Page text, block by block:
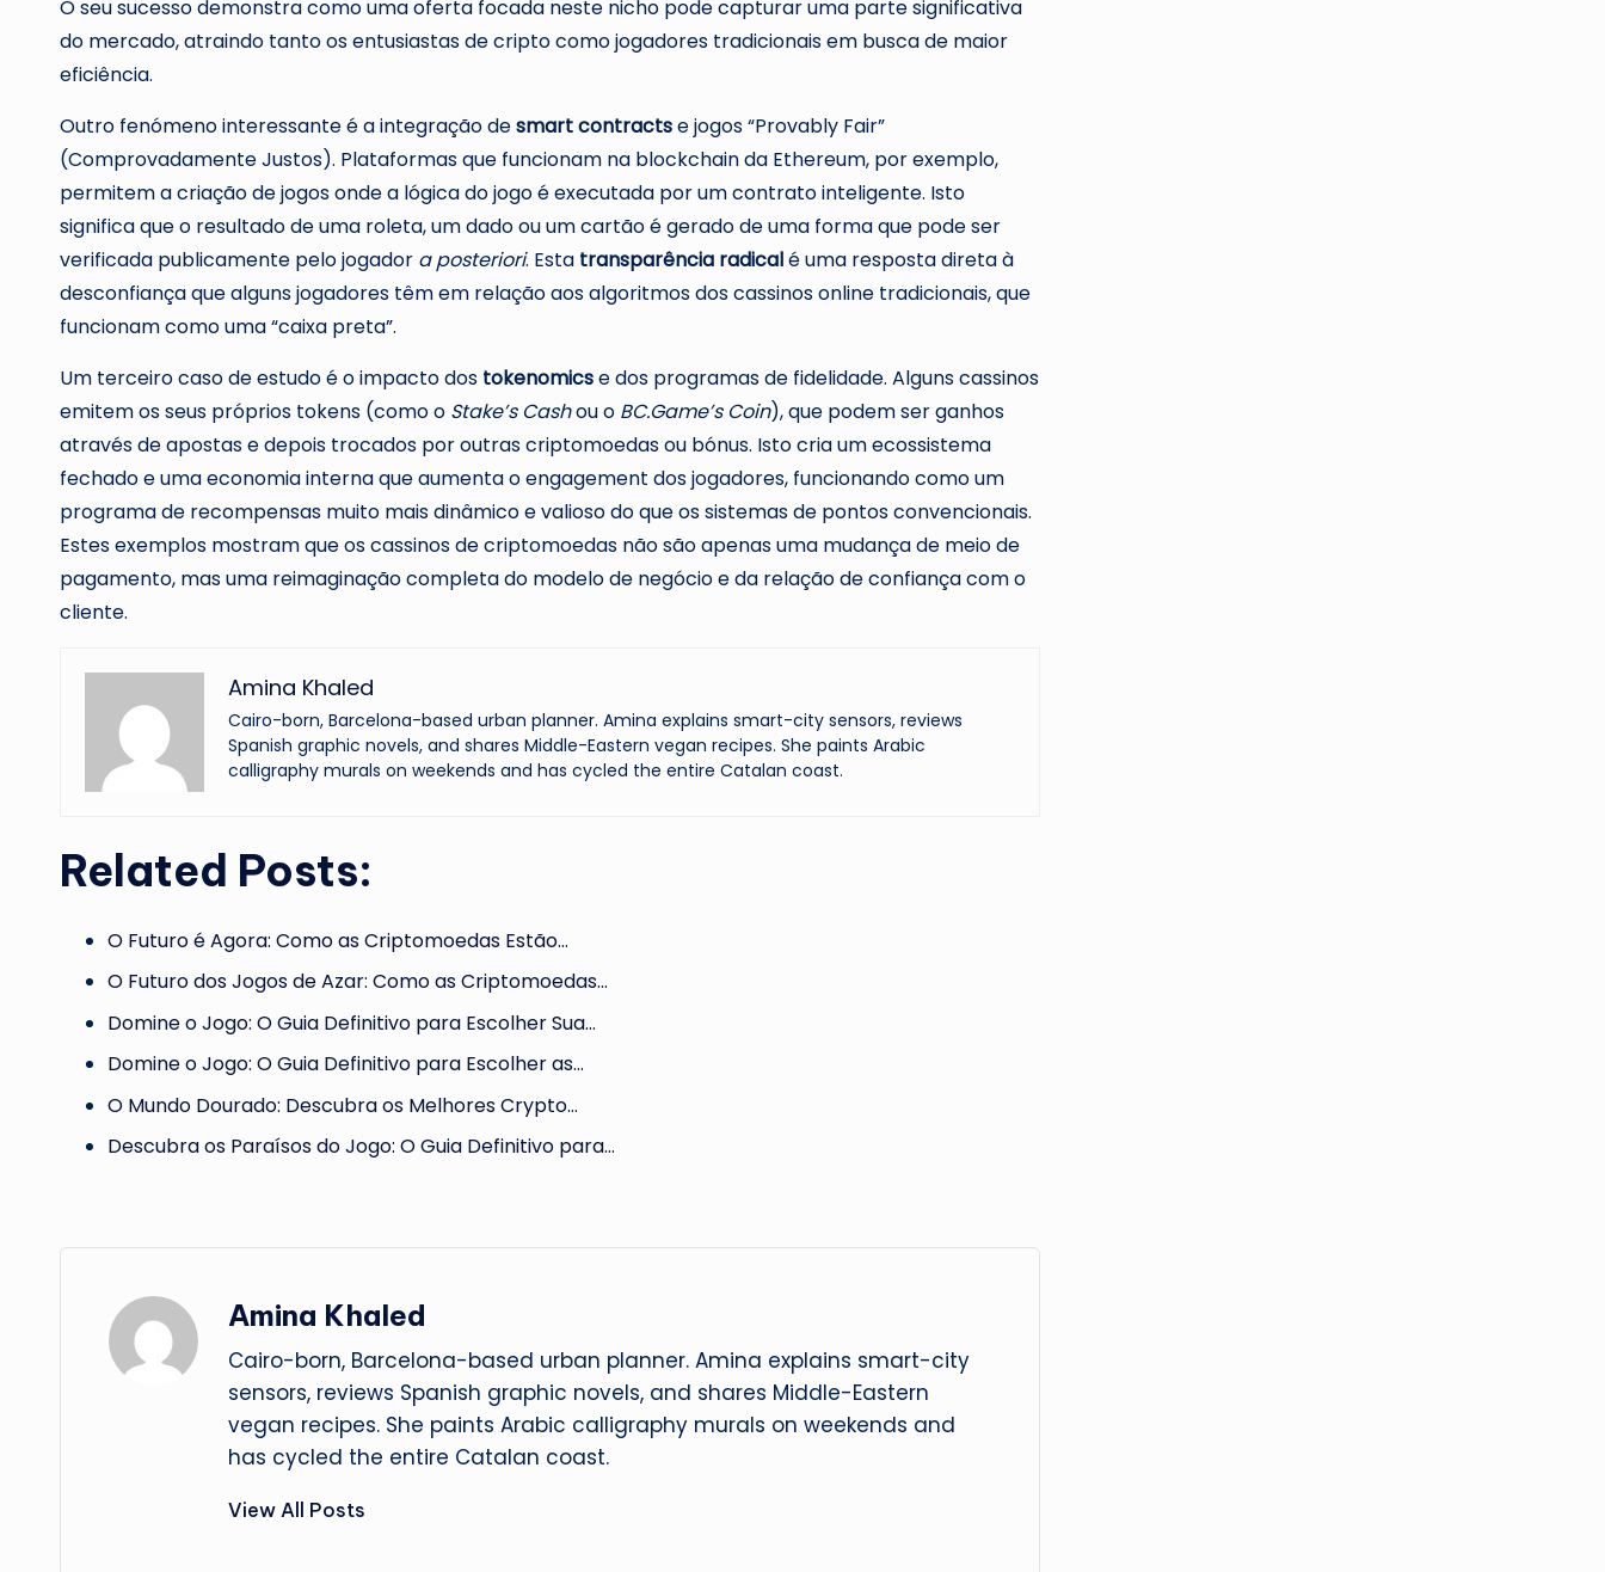
O seu sucesso demonstra como uma oferta focada neste nicho pode capturar uma parte significativa
do mercado, atraindo tanto os entusiastas de cripto como jogadores tradicionais em busca de maior
eficiência.
Outro fenómeno interessante é a integração desmart contractse jogos “Provably Fair”
(Comprovadamente Justos). Plataformas que funcionam na blockchain da Ethereum, por exemplo,
permitem a criação de jogos onde a lógica do jogo é executada por um contrato inteligente. Isto
significa que o resultado de uma roleta, um dado ou um cartão é gerado de uma forma que pode ser
verificada publicamente pelo jogador a posteriori. Esta transparência radicalé uma resposta direta à
desconfiança que alguns jogadores têm em relação aos algoritmos dos cassinos online tradicionais, que
funcionam como uma “caixa preta”.
Um terceiro caso de estudo é o impacto dos tokenomicse dos programas de fidelidade. Alguns cassinos
emitem os seus próprios tokens (como o Stake’s Cashou o BC.Game’s Coin), que podem ser ganhos
através de apostas e depois trocados por outras criptomoedas ou bónus. Isto cria um ecossistema
fechado e uma economia interna que aumenta o engagement dos jogadores, funcionando como um
programa de recompensas muito mais dinâmico e valioso do que os sistemas de pontos convencionais.
Estes exemplos mostram que os cassinos de criptomoedas não são apenas uma mudança de meio de
pagamento, mas uma reimaginação completa do modelo de negócio e da relação de confiança com o
cliente.
Amina Khaled
Cairo-born, Barcelona-based urban planner. Amina explains smart-city sensors, reviews
Spanish graphic novels, and shares Middle-Eastern vegan recipes. She paints Arabic
calligraphy murals on weekends and has cycled the entire Catalan coast.
Related Posts:
O Futuro é Agora: Como as Criptomoedas Estão…
O Futuro dos Jogos de Azar: Como as Criptomoedas…
Domine o Jogo: O Guia Definitivo para Escolher Sua…
Domine o Jogo: O Guia Definitivo para Escolher as…
O Mundo Dourado: Descubra os Melhores Crypto…
Descubra os Paraísos do Jogo: O Guia Definitivo para…
Amina Khaled
Cairo-born, Barcelona-based urban planner. Amina explains smart-city
sensors, reviews Spanish graphic novels, and shares Middle-Eastern
vegan recipes. She paints Arabic calligraphy murals on weekends and
has cycled the entire Catalan coast.
View All Posts